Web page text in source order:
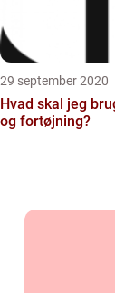
29 september 2020
Hvad skal jeg
og fortøjning?